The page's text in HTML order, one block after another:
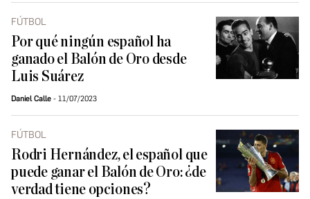
FÚTBOL
Por qué ningún español ha
ganado el Balón de Oro desde
Luis Suárez
Daniel Calle 11/07/2023
FÚTBOL
Rodri Hernández, el español que
puede ganar el Balón de Oro: ¿de
verdad tiene opciones?